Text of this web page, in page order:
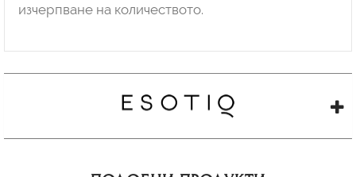
изчерпване на количеството.